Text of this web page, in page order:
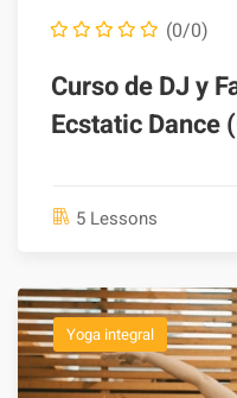
(0/0)
Curso de DJ y
Ecstatic Dance
5 Lessons
Yoga integral